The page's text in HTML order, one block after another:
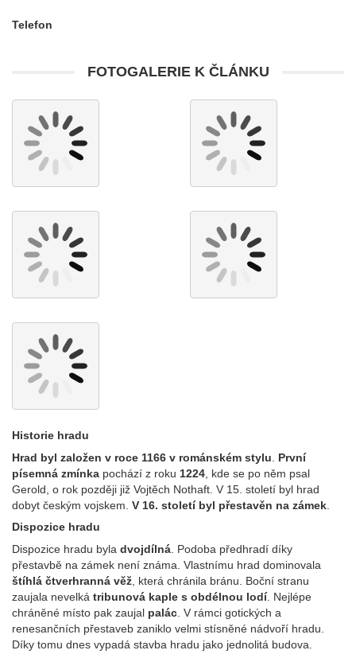
Telefon
FOTOGALERIE K ČLÁNKU
Historie hradu
Hrad byl založen v roce 1166 v románském stylu
První
písemná zmínka pochází z roku 1224 , kde se po něm psal
Gerold, o rok později již Vojtěch Nothaft. V 15. století byl hrad
dobyt českým vojskem. V 16. století byl přestavěn na zámek
Dispozice hradu
Dispozice hradu byla dvojdílná . Podoba předhradí díky
přestavbě na zámek není známa. Vlastnímu hrad dominovala
štíhlá čtverhranná věž , která chránila bránu. Boční stranu
zaujala nevelká tribunová kaple s obdélnou lodí. Nejlépe
chráněné místo pak zaujal palác . V rámci gotických a
renesančních přestaveb zaniklo velmi stísněné nádvoří hradu.
Díky tomu dnes vypadá stavba hradu jako jednolitá budova.